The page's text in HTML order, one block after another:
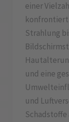
einer
konfrontiert
Strahlung
und eine
und